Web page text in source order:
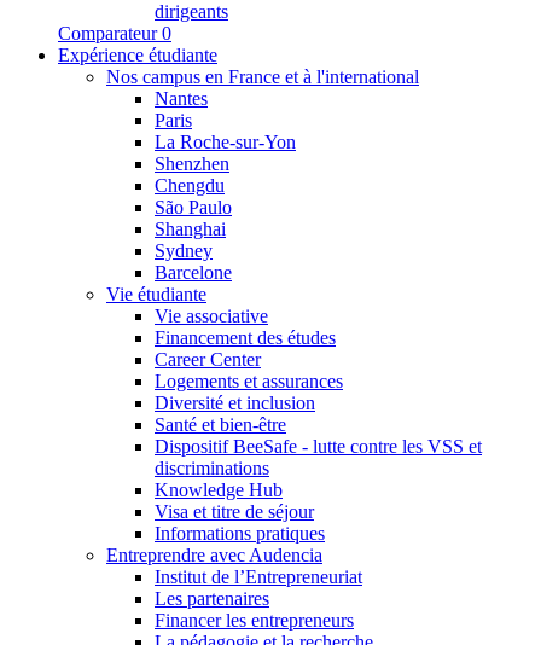
dirigeants
Comparateur 0
Expérience étudiante
Nos campus en France et à l'international
Nantes
Paris
La Roche-sur-Yon
Shenzhen
Chengdu
São Paulo
Shanghai
Sydney
Barcelone
Vie étudiante
Vie associative
Financement des études
Career Center
Logements et assurances
Diversité et inclusion
Santé et bien-être
Dispositif BeeSafe - lutte contre les VSS et
discriminations
Knowledge Hub
Visa et titre de séjour
Informations pratiques
Entreprendre avec Audencia
Institut de l’Entrepreneuriat
Les partenaires
Financer les entrepreneurs